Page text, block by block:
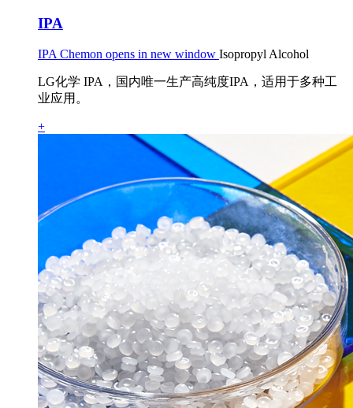
IPA
IPA Chemon opens in new window Isopropyl Alcohol
LG化学 IPA，国内唯一生产高纯度IPA，适用于多种工
业应用。
+